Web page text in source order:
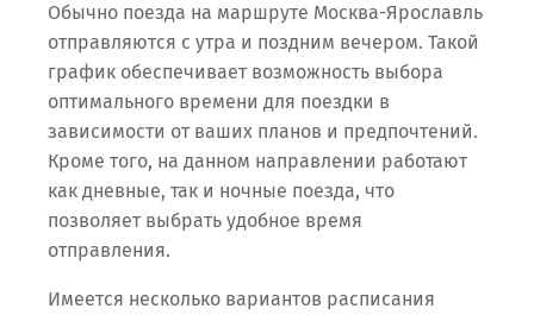
Обычно поезда на маршруте Москва-Ярославль
отправляются с утра и поздним вечером. Такой
график обеспечивает возможность выбора
оптимального времени для поездки в
зависимости от ваших планов и предпочтений.
Кроме того, на данном направлении работают
как дневные, так и ночные поезда, что
позволяет выбрать удобное время
отправления.
Имеется несколько вариантов расписания